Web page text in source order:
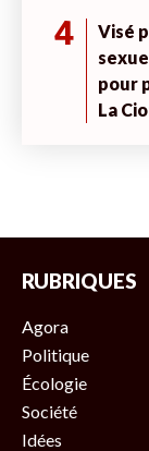
4
Visé
pour
La
RUBRIQUES
Agora
Politique
Écologie
Société
Idées